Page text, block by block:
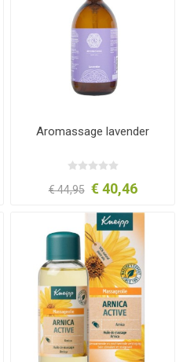
Aromassage lavender
€ 44,95 € 40,46